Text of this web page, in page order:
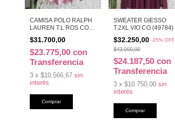
CAMISA POLO RALPH
LAUREN T.L ROS CO
$31.700,00
$23.775,00 con
Transferencia
3 x $10.566,67 sin
interés
SWEATER GIESSO
T.2XL VIO CO (49784)
$32.250,00 -25% OFF
$43.000,00
$24.187,50 con
Transferencia
3 x $10.750,00 sin
interés